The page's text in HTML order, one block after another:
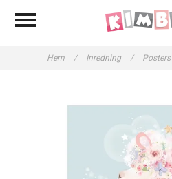
Hem / Inredning / Posters